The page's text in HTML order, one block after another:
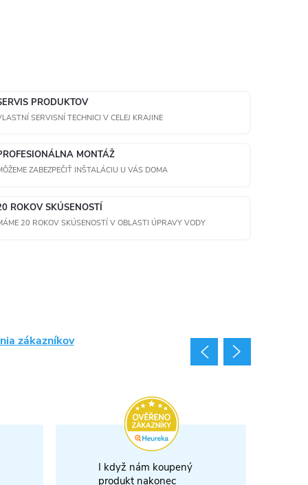
PRODUKTOV
SERVISNÍ TECHNICI V CELEJ KRAJINE
MONTÁŽ
ZABEZPEČIŤ INŠTALÁCIU U VÁS DOMA
ROKOV SKÚSENOSTÍ
20 ROKOV SKÚSENOSTÍ V OBLASTI ÚPRAVY VODY
zákazníkov
I když nám koupený
produkt nakonec